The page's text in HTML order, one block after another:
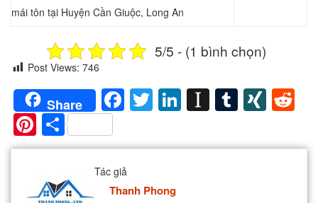
mái tôn tại Huyện Cần Giuộc, Long An
5/5 - (1 bình chọn)
Post Views: 746
Share Facebook
Twitter
LinkedIn
Instapaper
Tumblr
Pinterest
Share
Tác giả
Thanh Phong